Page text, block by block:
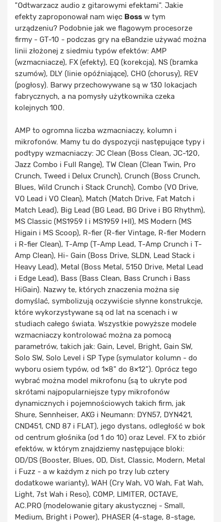
"Odtwarzacz audio z gitarowymi efektami". Jakie
efekty zaproponował nam więc Boss w tym
urządzeniu? Podobnie jak we flagowym procesorze
firmy - GT-10 - podczas gry na eBandzie używać można
linii złożonej z siedmiu typów efektów: AMP
(wzmacniacze), FX (efekty), EQ (korekcja), NS (bramka
szumów), DLY (linie opóźniające), CHO (chorusy), REV
(pogłosy). Barwy przechowywane są w 130 lokacjach
fabrycznych, a na pomysły użytkownika czeka
kolejnych 100.
AMP to ogromna liczba wzmacniaczy, kolumn i
mikrofonów. Mamy tu do dyspozycji następujące typy i
podtypy wzmacniaczy: JC Clean (Boss Clean, JC-120,
Jazz Combo i Full Range), TW Clean (Clean Twin, Pro
Crunch, Tweed i Delux Crunch), Crunch (Boss Crunch,
Blues, Wild Crunch i Stack Crunch), Combo (VO Drive,
VO Lead i VO Clean), Match (Match Drive, Fat Match i
Match Lead), Big Lead (BG Lead, BG Drive i BG Rhythm),
MS Classic (MS1959 I i MS1959 I+II), MS Modern (MS
Higain i MS Scoop), R-fier (R-fier Vintage, R-fier Modern
i R-fier Clean), T-Amp (T-Amp Lead, T-Amp Crunch i T-
Amp Clean), Hi- Gain (Boss Drive, SLDN, Lead Stack i
Heavy Lead), Metal (Boss Metal, 5150 Drive, Metal Lead
i Edge Lead), Bass (Bass Clean, Bass Crunch i Bass
HiGain). Nazwy te, których znaczenia można się
domyślać, symbolizują oczywiście słynne konstrukcje,
które wykorzystywane są od lat na scenach i w
studiach całego świata. Wszystkie powyższe modele
wzmacniaczy kontrolować można za pomocą
parametrów, takich jak: Gain, Level, Bright, Gain SW,
Solo SW, Solo Level i SP Type (symulator kolumn - do
wyboru osiem typów, od 1×8" do 8×12"). Oprócz tego
wybrać można model mikrofonu (są to ukryte pod
skrótami najpopularniejsze typy mikrofonów
dynamicznych i pojemnościowych takich firm, jak
Shure, Sennheiser, AKG i Neumann: DYN57, DYN421,
CND451, CND 87 i FLAT), jego dystans, odległość w bok
od centrum głośnika (od 1 do 10) oraz Level. FX to zbiór
efektów, w którym znajdziemy następujące bloki:
OD/DS (Booster, Blues, OD, Dist, Classic, Modern, Metal
i Fuzz - a w każdym z nich po trzy lub cztery
dodatkowe warianty), WAH (Cry Wah, VO Wah, Fat Wah,
Light, 7st Wah i Reso), COMP, LIMITER, OCTAVE,
AC.PRO (modelowanie gitary akustycznej - Small,
Medium, Bright i Power), PHASER (4-stage, 8-stage,